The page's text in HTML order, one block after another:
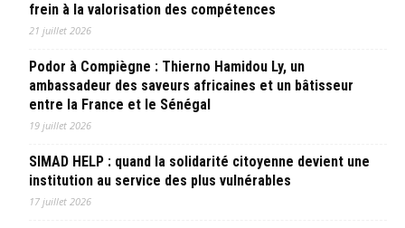
frein à la valorisation des compétences
21 juillet 2026
Podor à Compiègne : Thierno Hamidou Ly, un
ambassadeur des saveurs africaines et un bâtisseur
entre la France et le Sénégal
19 juillet 2026
SIMAD HELP : quand la solidarité citoyenne devient une
institution au service des plus vulnérables
17 juillet 2026